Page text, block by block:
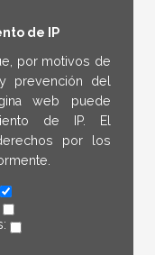
de IP
por motivos de
prevención del
web puede
de IP. El
por los